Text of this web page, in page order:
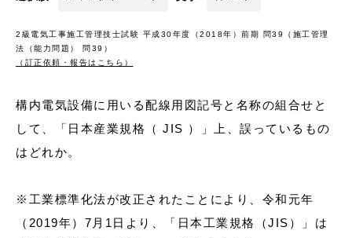
2級電気工事施工管理技士試験 平成30年度（2018年）前期 問39（施工管理
法（能力問題） 問39）
（訂正依頼・報告はこちら）
構内電気設備に用いる配線用図記号と名称の組合せと
して、「日本産業規格（ JIS ）」上、誤っているもの
はどれか。
※工業標準化法が改正されたことにより、令和元年
（2019年）7月1日より、「日本工業規格（JIS）」は